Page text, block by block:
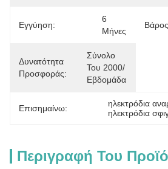
Εγγύηση:
6
Μήνες
Δυνατότητα
Προσφοράς:
Σύνολο
Του 2000/
Εβδομάδα
Επισημαίνω: ηλεκτρόδια
ηλεκτρόδια
Περιγραφή Του